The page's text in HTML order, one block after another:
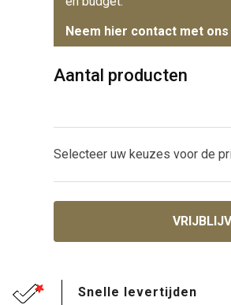
Neem hier contact met
Aantal producten
Selecteer uw keuzes voor de
Snelle levertijden